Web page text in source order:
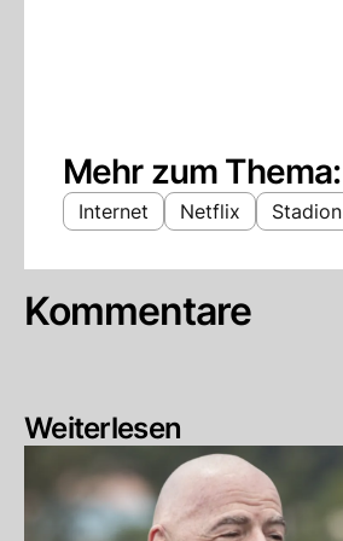
Mehr zum Thema:
Internet Netflix Stadion
Kommentare
Weiterlesen